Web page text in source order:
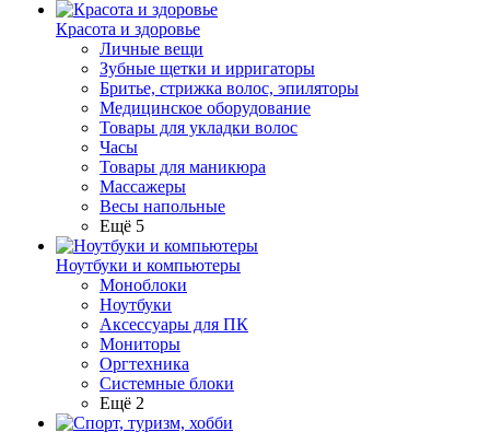
Красота и здоровье
Личные вещи
Зубные щетки и ирригаторы
Бритье, стрижка волос, эпиляторы
Медицинское оборудование
Товары для укладки волос
Часы
Товары для маникюра
Массажеры
Весы напольные
Ещё 5
Ноутбуки и компьютеры
Моноблоки
Ноутбуки
Аксессуары для ПК
Мониторы
Оргтехника
Системные блоки
Ещё 2